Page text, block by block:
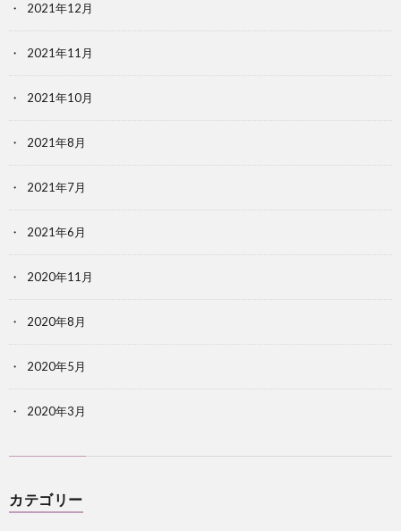
2021年12月
2021年11月
2021年10月
2021年8月
2021年7月
2021年6月
2020年11月
2020年8月
2020年5月
2020年3月
カテゴリー